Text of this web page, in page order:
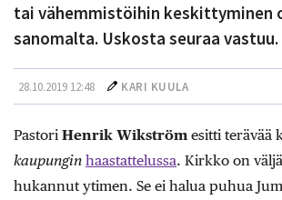
tai vähemmistöihin keskittyminen
sanomalta. Uskosta seuraa vastuu.
28.10.2019 12:48 KARI KUULA
Pastori Henrik Wikström esitti terävää
kaupungin haastattelussa. Kirkko on
hukannut ytimen. Se ei halua puhua